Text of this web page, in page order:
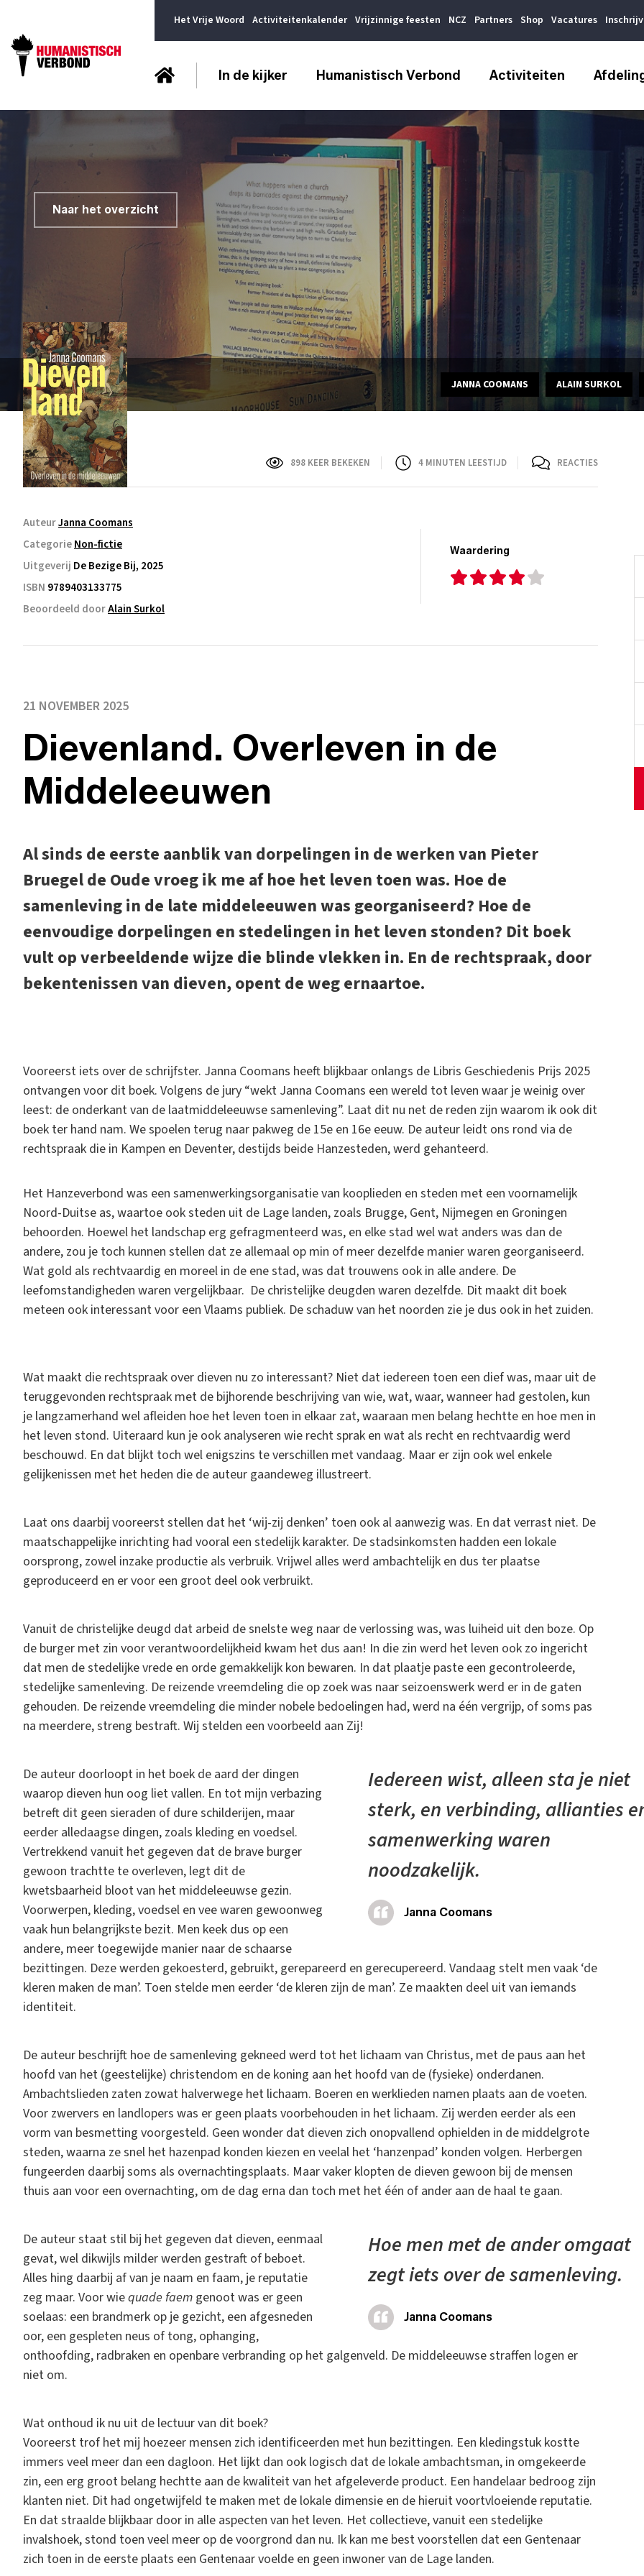
Het Vrije Woord Activiteitenkalender Vrijzinnige feesten NCZ Partners Shop Vacatures
In de kijker Humanistisch Verbond Activiteiten
Naar het overzicht
JANNA COOMANS ALAIN SURKOL
898 KEER BEKEKEN 4 MINUTEN LEESTIJD REACTIES
AuteurJanna Coomans
CategorieNon-fictie
Uitgeverij De Bezige Bij, 2025
ISBN 9789403133775
Beoordeeld doorAlain Surkol
Waardering
21 NOVEMBER 2025
Dievenland. Overleven in de
Middeleeuwen
Al sinds de eerste aanblik van dorpelingen in de werken van Pieter
Bruegel de Oude vroeg ik me af hoe het leven toen was. Hoe de
samenleving in de late middeleeuwen was georganiseerd? Hoe de
eenvoudige dorpelingen en stedelingen in het leven stonden? Dit boek
vult op verbeeldende wijze die blinde vlekken in. En de rechtspraak, door
bekentenissen van dieven, opent de weg ernaartoe.
Vooreerst iets over de schrijfster. Janna Coomans heeft blijkbaar onlangs de Libris Geschiedenis Prijs 2025
ontvangen voor dit boek. Volgens de jury “wekt Janna Coomans een wereld tot leven waar je weinig over
leest: de onderkant van de laatmiddeleeuwse samenleving”. Laat dit nu net de reden zijn waarom ik ook dit
boek ter hand nam. We spoelen terug naar pakweg de 15e en 16e eeuw. De auteur leidt ons rond via de
rechtspraak die in Kampen en Deventer, destijds beide Hanzesteden, werd gehanteerd.
Het Hanzeverbond was een samenwerkingsorganisatie van kooplieden en steden met een voornamelijk
Noord-Duitse as, waartoe ook steden uit de Lage landen, zoals Brugge, Gent, Nijmegen en Groningen
behoorden. Hoewel het landschap erg gefragmenteerd was, en elke stad wel wat anders was dan de
andere, zou je toch kunnen stellen dat ze allemaal op min of meer dezelfde manier waren georganiseerd.
Wat gold als rechtvaardig en moreel in de ene stad, was dat trouwens ook in alle andere. De
leefomstandigheden waren vergelijkbaar. De christelijke deugden waren dezelfde. Dit maakt dit boek
meteen ook interessant voor een Vlaams publiek. De schaduw van het noorden zie je dus ook in het zuiden.
Wat maakt die rechtspraak over dieven nu zo interessant? Niet dat iedereen toen een dief was, maar uit de
teruggevonden rechtspraak met de bijhorende beschrijving van wie, wat, waar, wanneer had gestolen, kun
je langzamerhand wel afleiden hoe het leven toen in elkaar zat, waaraan men belang hechtte en hoe men in
het leven stond. Uiteraard kun je ook analyseren wie recht sprak en wat als recht en rechtvaardig werd
beschouwd. En dat blijkt toch wel enigszins te verschillen met vandaag. Maar er zijn ook wel enkele
gelijkenissen met het heden die de auteur gaandeweg illustreert.
Laat ons daarbij vooreerst stellen dat het ‘wij-zij denken’ toen ook al aanwezig was. En dat verrast niet. De
maatschappelijke inrichting had vooral een stedelijk karakter. De stadsinkomsten hadden een lokale
oorsprong, zowel inzake productie als verbruik. Vrijwel alles werd ambachtelijk en dus ter plaatse
geproduceerd en er voor een groot deel ook verbruikt.
Vanuit de christelijke deugd dat arbeid de snelste weg naar de verlossing was, was luiheid uit den boze. Op
de burger met zin voor verantwoordelijkheid kwam het dus aan! In die zin werd het leven ook zo ingericht
dat men de stedelijke vrede en orde gemakkelijk kon bewaren. In dat plaatje paste een gecontroleerde,
stedelijke samenleving. De reizende vreemdeling die op zoek was naar seizoenswerk werd er in de gaten
gehouden. De reizende vreemdeling die minder nobele bedoelingen had, werd na één vergrijp, of soms pas
na meerdere, streng bestraft. Wij stelden een voorbeeld aan Zij!
Iedereen wist, alleen sta je niet
sterk, en verbinding, allianties
samenwerking waren
noodzakelijk.
Janna Coomans
De auteur doorloopt in het boek de aard der dingen
waarop dieven hun oog liet vallen. En tot mijn verbazing
betreft dit geen sieraden of dure schilderijen, maar
eerder alledaagse dingen, zoals kleding en voedsel.
Vertrekkend vanuit het gegeven dat de brave burger
gewoon trachtte te overleven, legt dit de
kwetsbaarheid bloot van het middeleeuwse gezin.
Voorwerpen, kleding, voedsel en vee waren gewoonweg
vaak hun belangrijkste bezit. Men keek dus op een
andere, meer toegewijde manier naar de schaarse
bezittingen. Deze werden gekoesterd, gebruikt, gerepareerd en gerecupereerd. Vandaag stelt men vaak ‘de
kleren maken de man’. Toen stelde men eerder ‘de kleren zijn de man’. Ze maakten deel uit van iemands
identiteit.
De auteur beschrijft hoe de samenleving gekneed werd tot het lichaam van Christus, met de paus aan het
hoofd van het (geestelijke) christendom en de koning aan het hoofd van de (fysieke) onderdanen.
Ambachtslieden zaten zowat halverwege het lichaam. Boeren en werklieden namen plaats aan de voeten.
Voor zwervers en landlopers was er geen plaats voorbehouden in het lichaam. Zij werden eerder als een
vorm van besmetting voorgesteld. Geen wonder dat dieven zich onopvallend ophielden in de middelgrote
steden, waarna ze snel het hazenpad konden kiezen en veelal het ‘hanzenpad’ konden volgen. Herbergen
fungeerden daarbij soms als overnachtingsplaats. Maar vaker klopten de dieven gewoon bij de mensen
thuis aan voor een overnachting, om de dag erna dan toch met het één of ander aan de haal te gaan.
Hoe men met de ander omgaat
zegt iets over de samenleving.
Janna Coomans
De auteur staat stil bij het gegeven dat dieven, eenmaal
gevat, wel dikwijls milder werden gestraft of beboet.
Alles hing daarbij af van je naam en faam, je reputatie
zeg maar. Voor wiequade faem genoot was er geen
soelaas: een brandmerk op je gezicht, een afgesneden
oor, een gespleten neus of tong, ophanging,
onthoofding, radbraken en openbare verbranding op het galgenveld. De middeleeuwse straffen logen er
niet om.
Wat onthoud ik nu uit de lectuur van dit boek?
Vooreerst trof het mij hoezeer mensen zich identificeerden met hun bezittingen. Een kledingstuk kostte
immers veel meer dan een dagloon. Het lijkt dan ook logisch dat de lokale ambachtsman, in omgekeerde
zin, een erg groot belang hechtte aan de kwaliteit van het afgeleverde product. Een handelaar bedroog zijn
klanten niet. Dit had ongetwijfeld te maken met de lokale dimensie en de hieruit voortvloeiende reputatie.
En dat straalde blijkbaar door in alle aspecten van het leven. Het collectieve, vanuit een stedelijke
invalshoek, stond toen veel meer op de voorgrond dan nu. Ik kan me best voorstellen dat een Gentenaar
zich toen in de eerste plaats een Gentenaar voelde en geen inwoner van de Lage landen.